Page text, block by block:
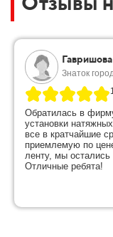
Знаток
Обратилась в
установки
все в кратчайшие
приемлемую по
ленту, мы остались
Отличные ребята!